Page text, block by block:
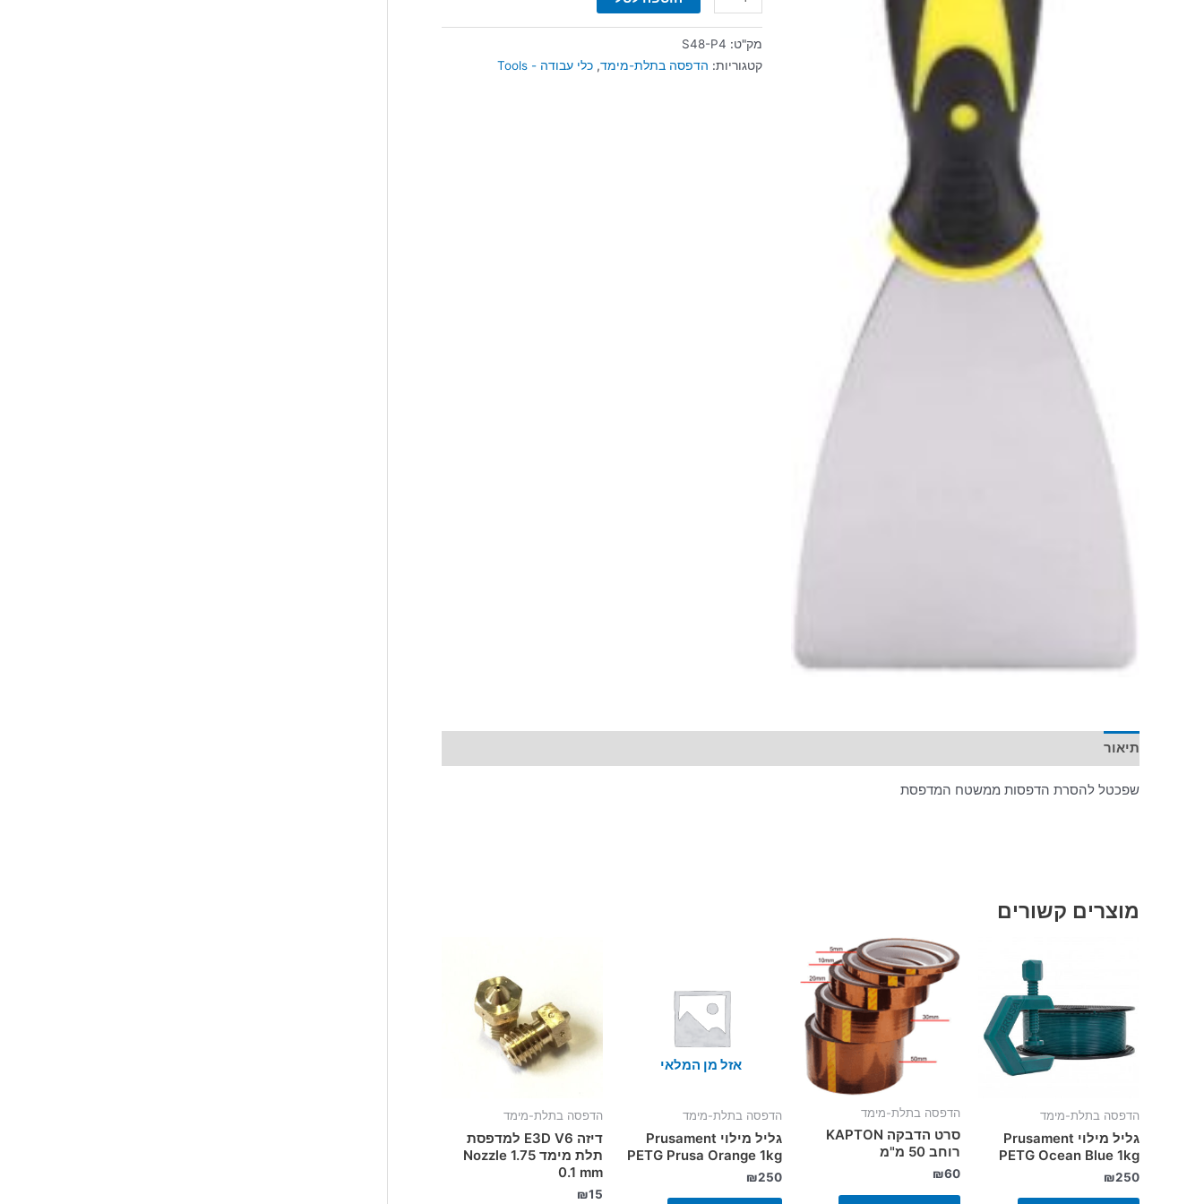
מק"ט: S48-P4
קטגוריות: הדפסה בתלת-מימד, כלי עבודה - Tools
תיאור
שפכטל להסרת הדפסות ממשטח המדפסת
מוצרים קשורים
הדפסה בתלת-מימד
גליל מילוי Prusament
PETG Ocean Blue 1kg
₪250
הדפסה בתלת-מימד
סרט הדבקה KAPTON
רוחב 50 מ"מ
₪60
אזל מן המלאי
הדפסה בתלת-מימד
גליל מילוי Prusament
PETG Prusa Orange 1kg
₪250
הדפסה בתלת-מימד
דיזה E3D V6 למדפסת
תלת מימד Nozzle 1.75
0.1 mm
₪15